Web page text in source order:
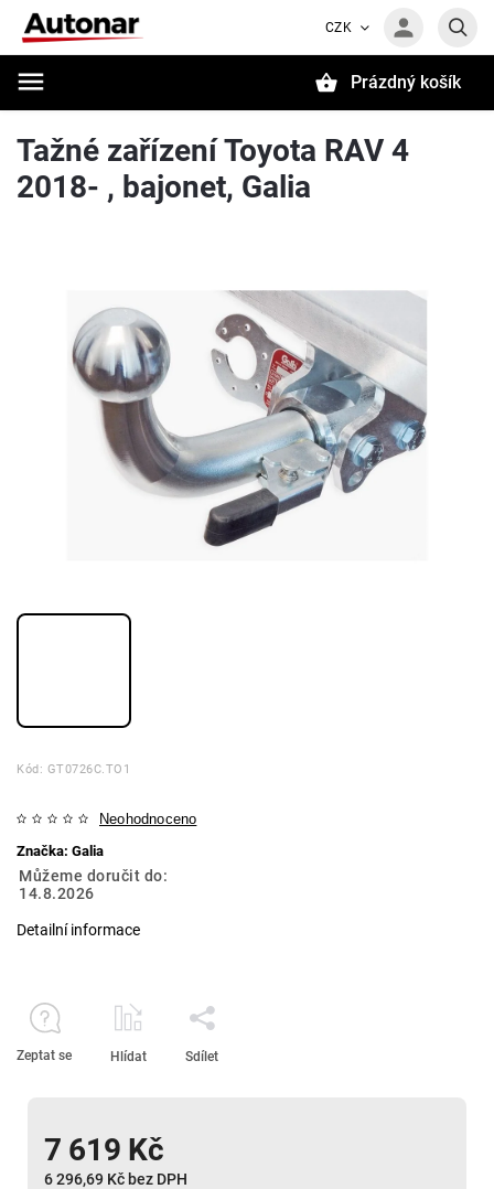
CZK
Prázdný košík
Tažné zařízení Toyota RAV 4
2018- , bajonet, Galia
Kód: GT0726C.TO1
Neohodnoceno
Značka: Galia
7 619 Kč
6 296,69 Kč bez DPH
Můžeme doručit do:
14.8.2026
Detailní informace
Zeptat se Hlídat Sdílet